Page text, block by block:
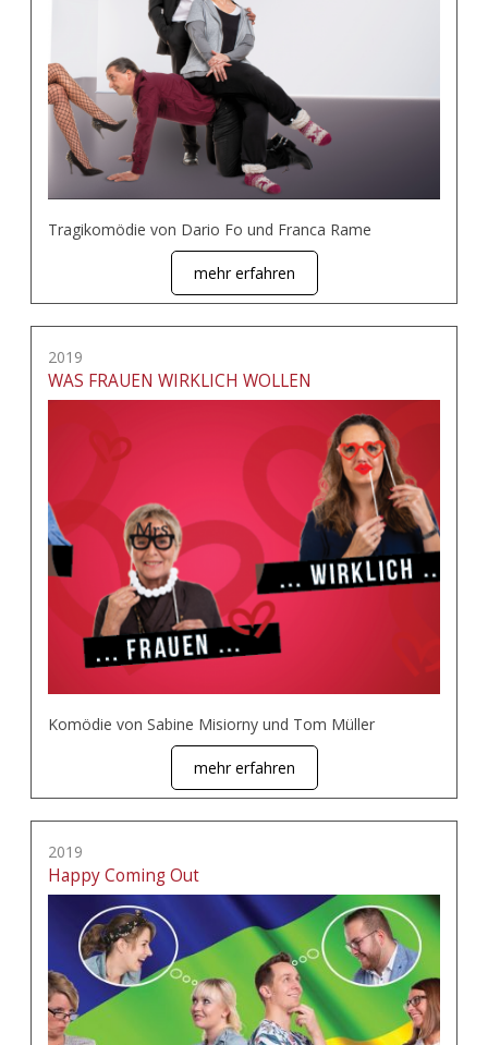
Tragikomödie von Dario Fo und Franca Rame
mehr erfahren
2019
WAS FRAUEN WIRKLICH WOLLEN
Komödie von Sabine Misiorny und Tom Müller
mehr erfahren
2019
Happy Coming Out